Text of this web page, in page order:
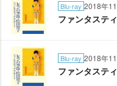
Blu-ray 2018年
ファンタステ
Blu-ray 2018年
ファンタステ